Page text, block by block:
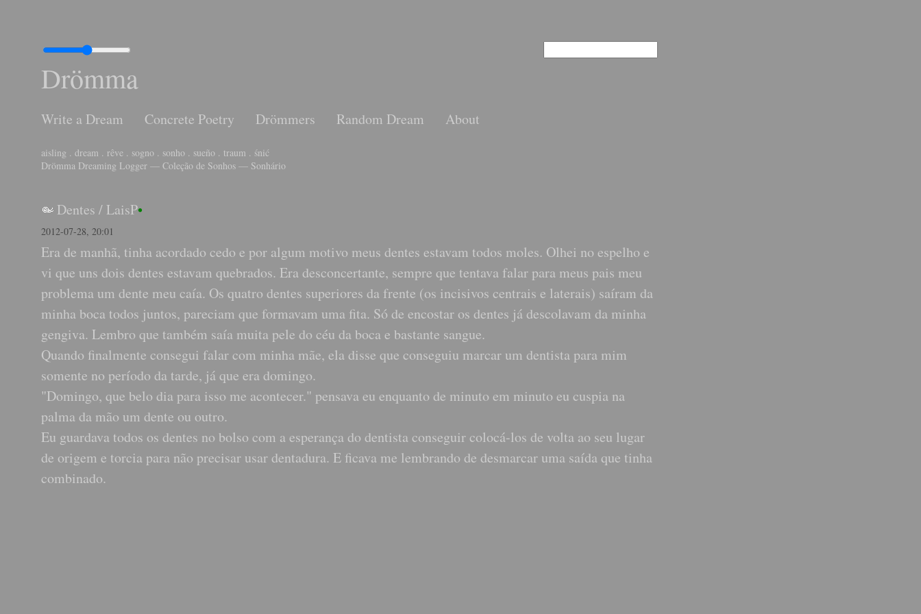
Drömma
Write a Dream Concrete Poetry Drömmers Random Dream About
aisling . dream . rêve . sogno . sonho . sueño . traum . śnić
Drömma Dreaming Logger — Coleção de Sonhos — Sonhário
Dentes / LaisP•
2012-07-28, 20:01
Era de manhã, tinha acordado cedo e por algum motivo meus dentes estavam todos moles. Olhei no espelho e
vi que uns dois dentes estavam quebrados. Era desconcertante, sempre que tentava falar para meus pais meu
problema um dente meu caía. Os quatro dentes superiores da frente (os incisivos centrais e laterais) saíram da
minha boca todos juntos, pareciam que formavam uma fita. Só de encostar os dentes já descolavam da minha
gengiva. Lembro que também saía muita pele do céu da boca e bastante sangue.
Quando finalmente consegui falar com minha mãe, ela disse que conseguiu marcar um dentista para mim
somente no período da tarde, já que era domingo.
"Domingo, que belo dia para isso me acontecer." pensava eu enquanto de minuto em minuto eu cuspia na
palma da mão um dente ou outro.
Eu guardava todos os dentes no bolso com a esperança do dentista conseguir colocá-los de volta ao seu lugar
de origem e torcia para não precisar usar dentadura. E ficava me lembrando de desmarcar uma saída que tinha
combinado.